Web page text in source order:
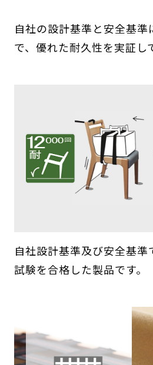
自社の設計基準と安全基準
で、優れた耐久性を実証し
自社設計基準及び安全基準
試験を合格した製品です。